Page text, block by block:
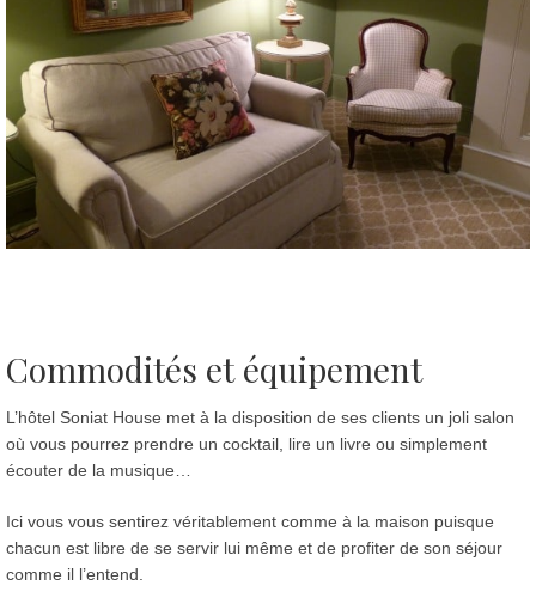
Commodités et équipement
L’hôtel Soniat House met à la disposition de ses clients un joli salon
où vous pourrez prendre un cocktail, lire un livre ou simplement
écouter de la musique…
Ici vous vous sentirez véritablement comme à la maison puisque
chacun est libre de se servir lui même et de profiter de son séjour
comme il l’entend.